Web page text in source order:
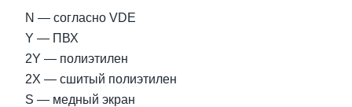
N — согласно VDE
Y — ПВХ
2Y — полиэтилен
2X — сшитый полиэтилен
S — медный экран